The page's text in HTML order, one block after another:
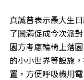
真誠曾表示最大生
了圓滿促成今次派
園方考慮輪椅上落
的小小世界等設施
置，方便呼吸機用